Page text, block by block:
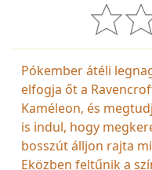
Pókember átéli
elfogja őt a
Kaméleon, és
is indul, hogy
bosszút álljon rajta
Eközben feltűnik a